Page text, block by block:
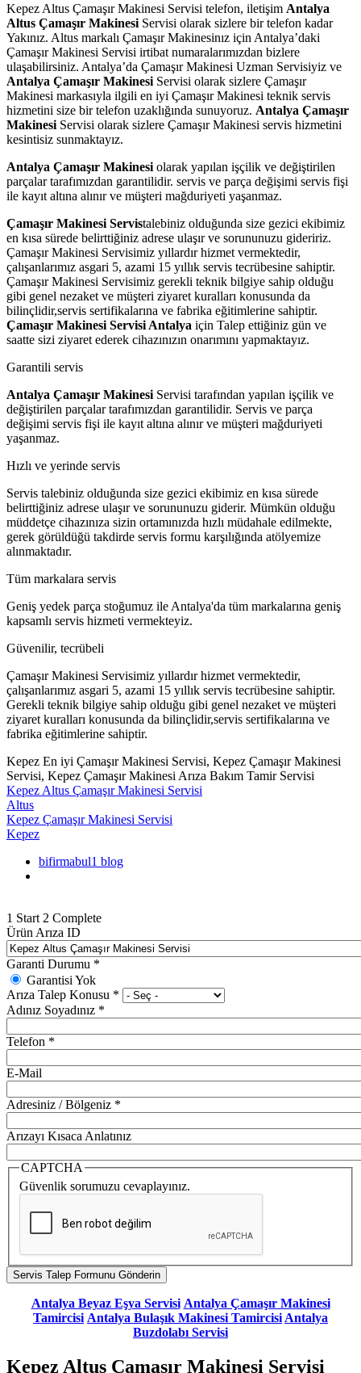
Kepez Altus Çamaşır Makinesi Servisi telefon, iletişim Antalya
Altus Çamaşır Makinesi Servisi olarak sizlere bir telefon kadar
Yakınız. Altus markalı Çamaşır Makinesinız için Antalya’daki
Çamaşır Makinesi Servisi irtibat numaralarımızdan bizlere
ulaşabilirsiniz. Antalya’da Çamaşır Makinesi Uzman Servisiyiz ve
Antalya Çamaşır Makinesi Servisi olarak sizlere Çamaşır
Makinesi markasıyla ilgili en iyi Çamaşır Makinesi teknik servis
hizmetini size bir telefon uzaklığında sunuyoruz. Antalya Çamaşır
Makinesi Servisi olarak sizlere Çamaşır Makinesi servis hizmetini
kesintisiz sunmaktayız.
Antalya Çamaşır Makinesi olarak yapılan işçilik ve değiştirilen
parçalar tarafımızdan garantilidir. servis ve parça değişimi servis fişi
ile kayıt altına alınır ve müşteri mağduriyeti yaşanmaz.
Çamaşır Makinesi Servistalebiniz olduğunda size gezici ekibimiz
en kısa sürede belirttiğiniz adrese ulaşır ve sorununuzu gideririz.
Çamaşır Makinesi Servisimiz yıllardır hizmet vermektedir,
çalışanlarımız asgari 5, azami 15 yıllık servis tecrübesine sahiptir.
Çamaşır Makinesi Servisimiz gerekli teknik bilgiye sahip olduğu
gibi genel nezaket ve müşteri ziyaret kuralları konusunda da
bilinçlidir,servis sertifikalarına ve fabrika eğitimlerine sahiptir.
Çamaşır Makinesi Servisi Antalya için Talep ettiğiniz gün ve
saatte sizi ziyaret ederek cihazınızın onarımını yapmaktayız.
Garantili servis
Antalya Çamaşır Makinesi Servisi tarafından yapılan işçilik ve
değiştirilen parçalar tarafımızdan garantilidir. Servis ve parça
değişimi servis fişi ile kayıt altına alınır ve müşteri mağduriyeti
yaşanmaz.
Hızlı ve yerinde servis
Servis talebiniz olduğunda size gezici ekibimiz en kısa sürede
belirttiğiniz adrese ulaşır ve sorununuzu giderir. Mümkün olduğu
müddetçe cihazınıza sizin ortamınızda hızlı müdahale edilmekte,
gerek görüldüğü takdirde servis formu karşılığında atölyemize
alınmaktadır.
Tüm markalara servis
Geniş yedek parça stoğumuz ile Antalya'da tüm markalarına geniş
kapsamlı servis hizmeti vermekteyiz.
Güvenilir, tecrübeli
Çamaşır Makinesi Servisimiz yıllardır hizmet vermektedir,
çalışanlarımız asgari 5, azami 15 yıllık servis tecrübesine sahiptir.
Gerekli teknik bilgiye sahip olduğu gibi genel nezaket ve müşteri
ziyaret kuralları konusunda da bilinçlidir,servis sertifikalarına ve
fabrika eğitimlerine sahiptir.
Kepez En iyi Çamaşır Makinesi Servisi, Kepez Çamaşır Makinesi
Servisi, Kepez Çamaşır Makinesi Arıza Bakım Tamir Servisi
Kepez Altus Çamaşır Makinesi Servisi
Altus
Kepez Çamaşır Makinesi Servisi
Kepez
bifirmabul1 blog
1 Start 2 Complete
Ürün Arıza ID
Garanti Durumu *
Garantisi Yok
Arıza Talep Konusu *
Adınız Soyadınız *
Telefon *
E-Mail
Adresiniz / Bölgeniz *
Arızayı Kısaca Anlatınız
CAPTCHA
Güvenlik sorumuzu cevaplayınız.
Antalya Beyaz Eşya Servisi Antalya Çamaşır Makinesi
Tamircisi Antalya Bulaşık Makinesi TamircisiAntalya
Buzdolabı Servisi
Kepez Altus Çamaşır Makinesi Servisi